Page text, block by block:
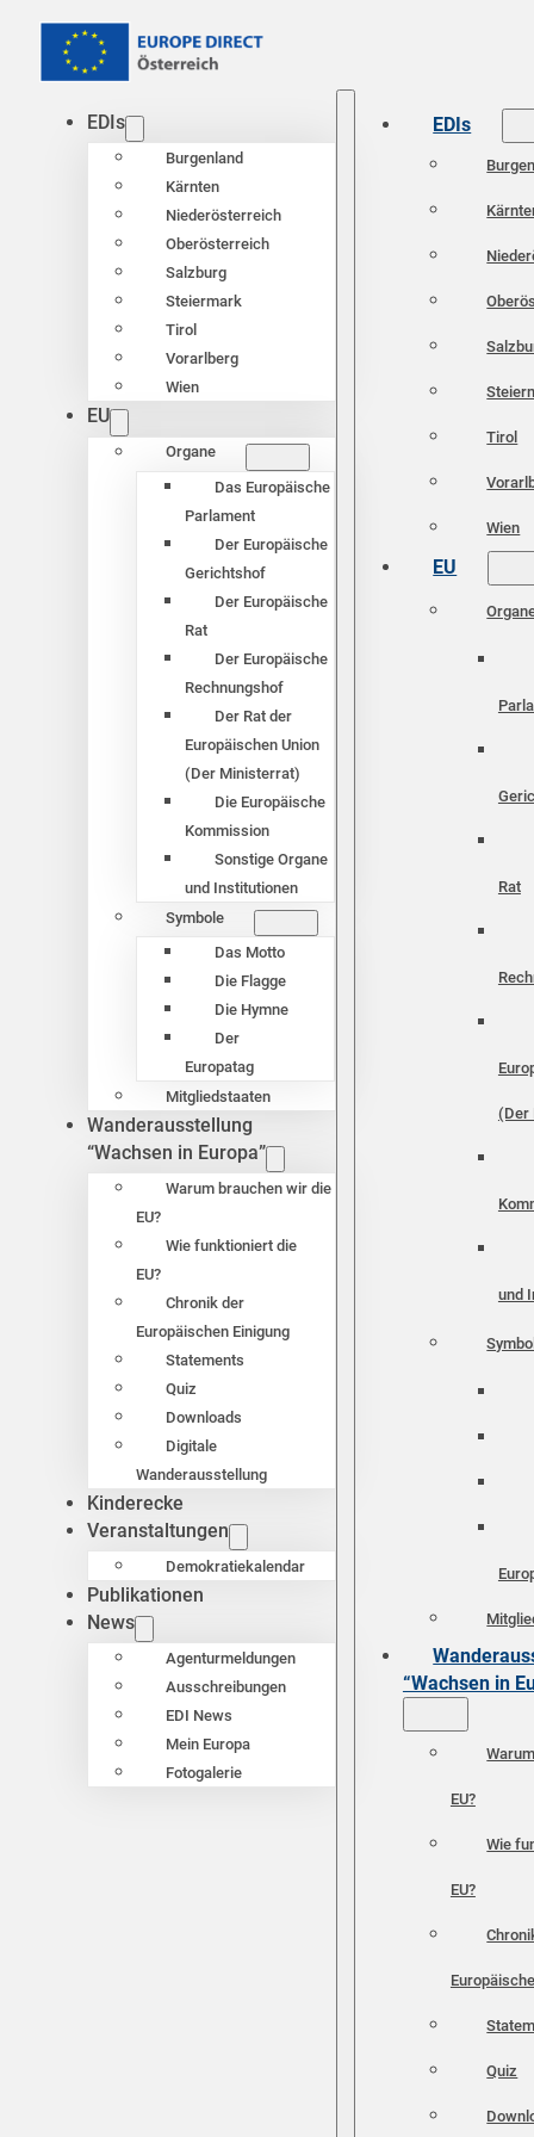
EDIs
Burgenland
Kärnten
Niederösterreich
Oberösterreich
Salzburg
Steiermark
Tirol
Vorarlberg
Wien
EU
Organe
Das Europäische
Parlament
Der Europäische
Gerichtshof
Der Europäische
Rat
Der Europäische
Rechnungshof
Der Rat der
Europäischen Union
(Der Ministerrat)
Die Europäische
Kommission
Sonstige Organe
und Institutionen
Symbole
Das Motto
Die Flagge
Die Hymne
Der
Europatag
Mitgliedstaaten
Wanderausstellung
“Wachsen in Europa”
Warum brauchen wir die
EU?
Wie funktioniert die
EU?
Chronik der
Europäischen Einigung
Statements
Quiz
Downloads
Digitale
Wanderausstellung
Kinderecke
Veranstaltungen
Demokratiekalendar
Publikationen
News
Agenturmeldungen
Ausschreibungen
EDI News
Mein Europa
Fotogalerie
EDIs
Tirol
Wien
EU
Rat
(Der
und
“Wachsen in
EU?
Wie
EU?
Quiz